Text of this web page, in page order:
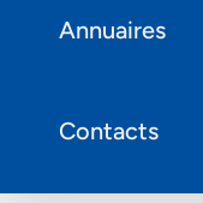
Annuaires
Contacts